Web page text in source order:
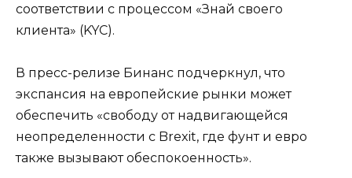
соответствии с процессом «Знай своего
клиента» (KYC).
В пресс-релизе Бинанс подчеркнул, что
экспансия на европейские рынки может
обеспечить «свободу от надвигающейся
неопределенности с Brexit, где фунт и евро
также вызывают обеспокоенность».